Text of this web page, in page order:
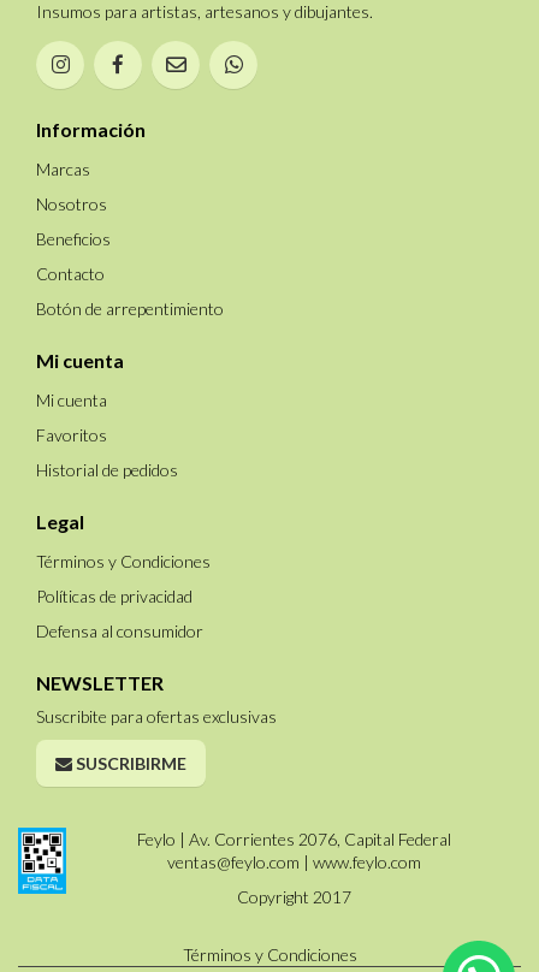
Insumos para artistas, artesanos y dibujantes.
Información
Marcas
Nosotros
Beneficios
Contacto
Botón de arrepentimiento
Mi cuenta
Mi cuenta
Favoritos
Historial de pedidos
Legal
Términos y Condiciones
Políticas de privacidad
Defensa al consumidor
NEWSLETTER
Suscribite para ofertas exclusivas
SUSCRIBIRME
Feylo | Av. Corrientes 2076, Capital Federal
ventas@feylo.com | www.feylo.com
Copyright 2017
Términos y Condiciones